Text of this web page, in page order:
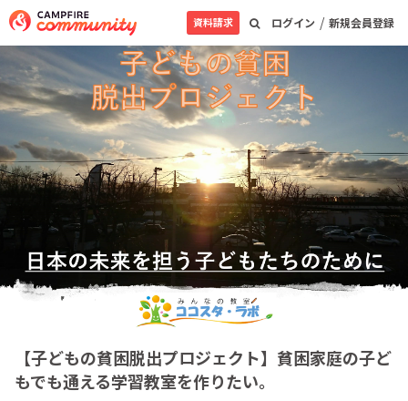
ログイン / 新規会員登録
資料請求
【子どもの貧困脱出プロジェクト】貧困家庭の子ど
もでも通える学習教室を作りたい。